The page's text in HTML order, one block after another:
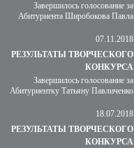
Завершилось голосование за
Абитуриента Широбокова Павла
07.11.2018
РЕЗУЛЬТАТЫ ТВОРЧЕСКОГО
КОНКУРСА
Завершилось голосование за
Абитуриентку Татьяну Павличенко
18.07.2018
РЕЗУЛЬТАТЫ ТВОРЧЕСКОГО
КОНКУРСА